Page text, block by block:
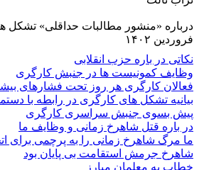
درباره «منشور مطالبات حداقلى» تشکل‌
فروردین ۱۴۰۲
نکاتى در باره حزب انقلابى
وظايف کمونيست ها در جنبش کارگرى
فعالان کارگری هر روز تحت فشارهای
بیانیه تشکل های کارگری در رابطه با
پيش بسوى جنبش سراسرى کارگرى
در باره قتل شاهرخ زمانى و وظايف ما
ما مرگ شاهرخ زمانی را به پرچمی برای
شاهرخ جرمش استقامت بی پایان بود
خطاب به معلمان مبارز